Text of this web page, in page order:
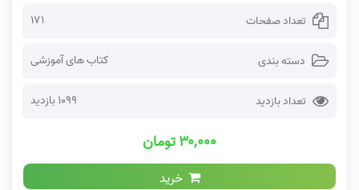
تعداد صفحات 171
دسته بندی کتاب های آموزشی
تعداد بازدید 1099 بازدید
۳۰,۰۰۰ تومان
خرید